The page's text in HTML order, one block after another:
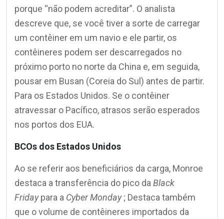
porque “não podem acreditar”. O analista
descreve que, se você tiver a sorte de carregar
um contêiner em um navio e ele partir, os
contêineres podem ser descarregados no
próximo porto no norte da China e, em seguida,
pousar em Busan (Coreia do Sul) antes de partir.
Para os Estados Unidos. Se o contêiner
atravessar o Pacífico, atrasos serão esperados
nos portos dos EUA.
BCOs dos Estados Unidos
Ao se referir aos beneficiários da carga, Monroe
destaca a transferência do pico da Black
Fridaypara a Cyber ​​Monday; Destaca também
que o volume de contêineres importados da